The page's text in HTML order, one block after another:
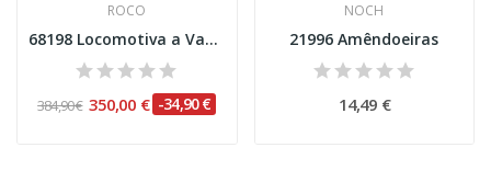
ROCO
68198 Locomotiva a Vapor classe 064, DB AC...
384,90 € 350,00 € -34,90 €
NOCH
21996 Amêndoeiras
14,49 €